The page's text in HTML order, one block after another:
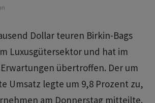
Dollar teuren Birkin-Bags
Luxusgütersektor und hat im
übertroffen. Der um
Umsatz ‌legte um 9,8 Prozent zu,
am Donnerstag mitteilte.